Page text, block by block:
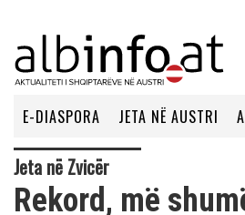
E-DIASPORA JETA NË AUSTRI
Jeta në Zvicër
Rekord, më